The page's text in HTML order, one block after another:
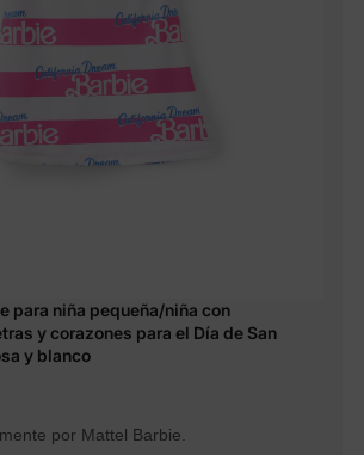
para niña pequeña/niña con
y corazones para el Día de San
y blanco
por Mattel Barbie.